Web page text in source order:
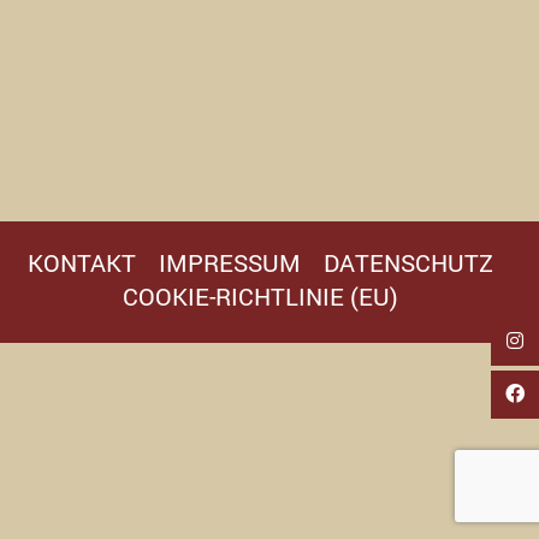
KONTAKT IMPRESSUM
DATENSCHUTZ
COOKIE-RICHTLINIE (EU)